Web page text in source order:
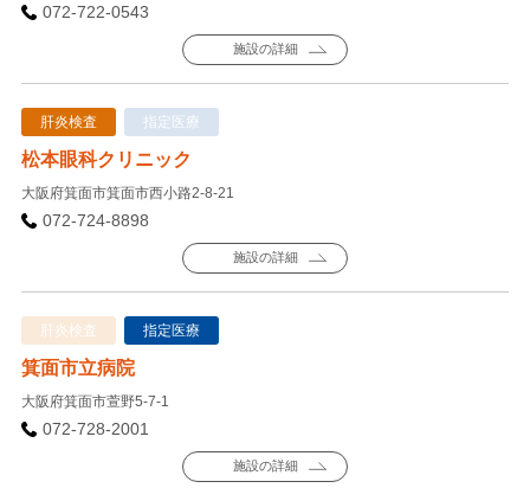
072-722-0543
施設の詳細
肝炎検査 指定医療
松本眼科クリニック
大阪府箕面市箕面市西小路2-8-21
072-724-8898
施設の詳細
肝炎検査 指定医療
箕面市立病院
大阪府箕面市萱野5-7-1
072-728-2001
施設の詳細